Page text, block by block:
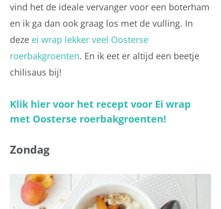
vind het de ideale vervanger voor een boterham
en ik ga dan ook graag los met de vulling. In
deze ei wrap lekker veel Oosterse
roerbakgroenten. En ik eet er altijd een beetje
chilisaus bij!
Klik hier voor het recept voor Ei wrap
met Oosterse roerbakgroenten!
Zondag